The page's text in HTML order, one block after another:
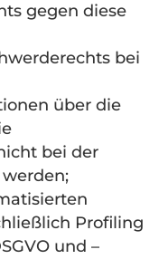
gegen diese
bei
über die
bei der
Profiling
und –